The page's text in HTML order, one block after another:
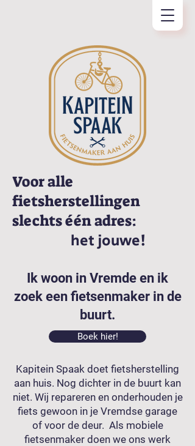
Voor alle
fietsherstellingen
slechts één adres:
het jouwe!
Ik woon in Vremde en ik
zoek een fietsenmaker in de
buurt.
Boek hier!
Kapitein Spaak doet fietsherstelling
aan huis. Nog dichter in de buurt kan
niet. Wij repareren en onderhouden je
fiets gewoon in je Vremdse garage
of voor de deur. Als mobiele
fietsenmaker doen we ons werk